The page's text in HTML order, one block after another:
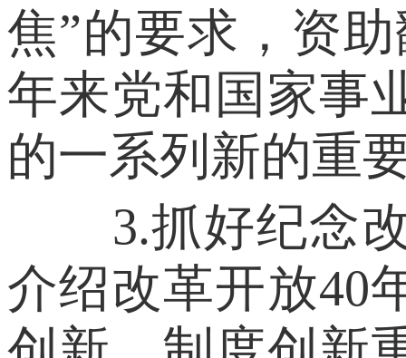
焦”的要求，资
年来党和国家事
的一系列新的重
3.抓好纪念改
介绍改革开放40